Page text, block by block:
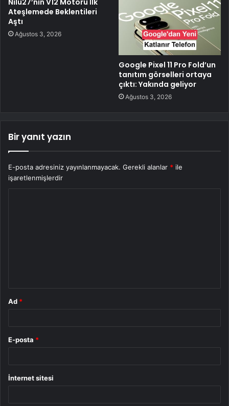
Nilu27’nin V12 Motoru İlk
Ateşlemede Beklentileri
Aştı
Ağustos 3, 2026
Google Pixel 11 Pro Fold’un
tanıtım görselleri ortaya
çıktı: Yakında geliyor
Ağustos 3, 2026
Bir yanıt yazın
E-posta adresiniz yayınlanmayacak. Gerekli alanlar * ile
işaretlenmişlerdir
Ad *
E-posta *
İnternet sitesi